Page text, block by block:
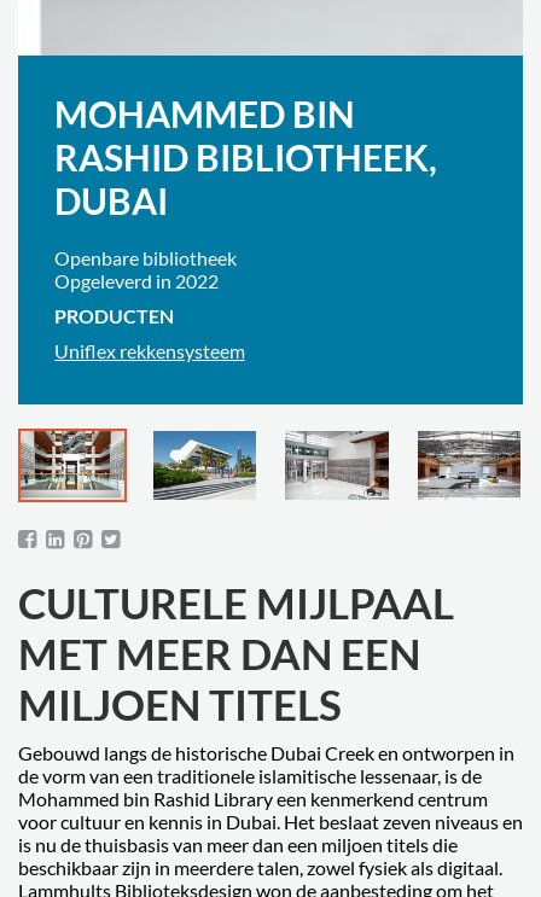
MOHAMMED BIN
RASHID BIBLIOTHEEK,
DUBAI
Openbare bibliotheek
Opgeleverd in 2022
PRODUCTEN
Uniflex rekkensysteem
CULTURELE MIJLPAAL
MET MEER DAN EEN
MILJOEN TITELS
Gebouwd langs de historische Dubai Creek en ontworpen in
de vorm van een traditionele islamitische lessenaar, is de
Mohammed bin Rashid Library een kenmerkend centrum
voor cultuur en kennis in Dubai. Het beslaat zeven niveaus en
is nu de thuisbasis van meer dan een miljoen titels die
beschikbaar zijn in meerdere talen, zowel fysiek als digitaal.
Lammhults Biblioteksdesign won de aanbesteding om het